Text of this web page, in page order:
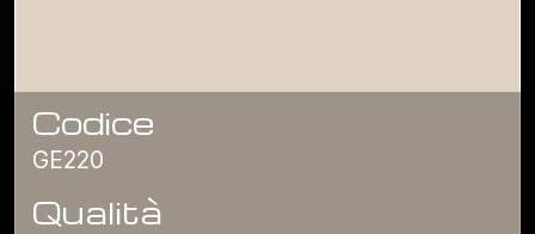
Codice
GE220
Qualità